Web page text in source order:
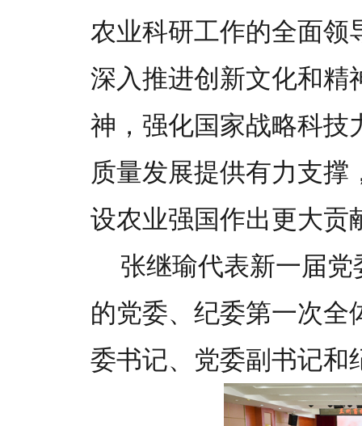
农业科研工作的全面领
深入推进创新文化和精
神，强化国家战略科技
质量发展提供有力支
设农业强国作出更大贡
张继瑜代表新一届
的党委、纪委第一次全
委书记、党委副书记和